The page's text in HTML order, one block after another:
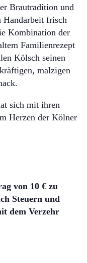
Brautradition und
Handarbeit frisch
Kombination der
Familienrezept
Kölsch seinen
malzigen
sich mit ihren
Herzen der Kölner
von 10 € zu
Steuern und
dem Verzehr